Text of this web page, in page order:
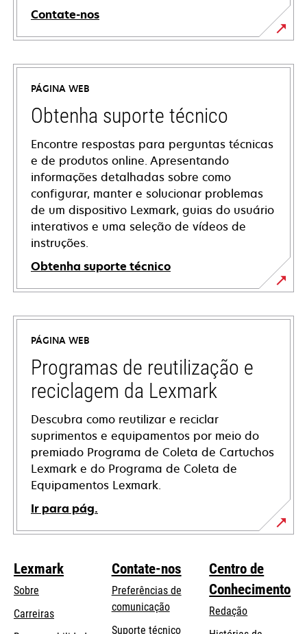
Contate-nos
PÁGINA WEB
Obtenha suporte técnico
Encontre respostas para perguntas técnicas
e de produtos online. Apresentando
informações detalhadas sobre como
configurar, manter e solucionar problemas
de um dispositivo Lexmark, guias do usuário
interativos e uma seleção de vídeos de
instruções.
Obtenha suporte técnico
opens
in
new
tab
PÁGINA WEB
Programas de reutilização e
reciclagem da Lexmark
Descubra como reutilizar e reciclar
suprimentos e equipamentos por meio do
premiado Programa de Coleta de Cartuchos
Lexmark e do Programa de Coleta de
Equipamentos Lexmark.
Ir para pág.
Lexmark
Sobre
Carreiras
Contate-nos
Preferências de
comunicação
Suporte técnicoopens
Centro de
Conhecimento
Redação